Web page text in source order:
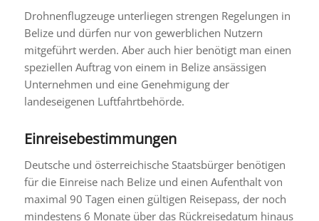
Drohnenflugzeuge unterliegen strengen Regelungen in
Belize und dürfen nur von gewerblichen Nutzern
mitgeführt werden. Aber auch hier benötigt man einen
speziellen Auftrag von einem in Belize ansässigen
Unternehmen und eine Genehmigung der
landeseigenen Luftfahrtbehörde.
Einreisebestimmungen
Deutsche und österreichische Staatsbürger benötigen
für die Einreise nach Belize und einen Aufenthalt von
maximal 90 Tagen einen gültigen Reisepass, der noch
mindestens 6 Monate über das Rückreisedatum hinaus